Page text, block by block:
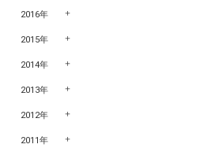
2016年
2015年
2014年
2013年
2012年
2011年